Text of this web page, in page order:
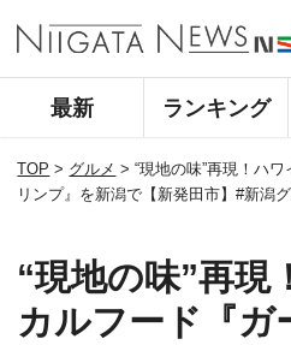
最新 ランキング
TOP > グルメ >“現地の味”再現！ハ
リンプ』を新潟で【新発田市】#新潟
“現地の味”再現
カルフード『ガ